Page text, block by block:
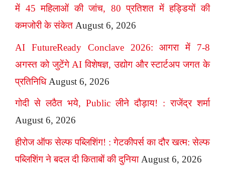
में 45 महिलाओं की जांच, 80 प्रतिशत में हड्डियों की
कमजोरी के संकेत August 6, 2026
AI FutureReady Conclave 2026: आगरा में 7-8
अगस्त को जुटेंगे AI विशेषज्ञ, उद्योग और स्टार्टअप जगत के
प्रतिनिधि August 6, 2026
गोदी से लठैत भये, Public लीने दौड़ाय! : राजेंद्र शर्मा
August 6, 2026
हीरोज ऑफ सेल्फ पब्लिशिंग! : गेटकीपर्स का दौर खत्म: सेल्फ
पब्लिशिंग ने बदल दी किताबों की दुनिया August 6, 2026